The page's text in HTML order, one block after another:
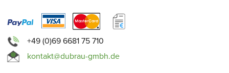
+49 (0)69 6681 75 710
kontakt@dubrau-gmbh.de